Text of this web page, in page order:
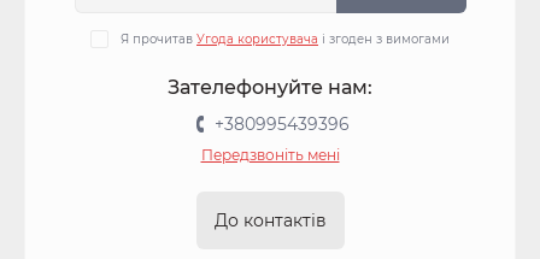
Я прочитав Угода користувача і згоден з вимогами
Зателефонуйте нам:
+380995439396
Передзвоніть мені
До контактів